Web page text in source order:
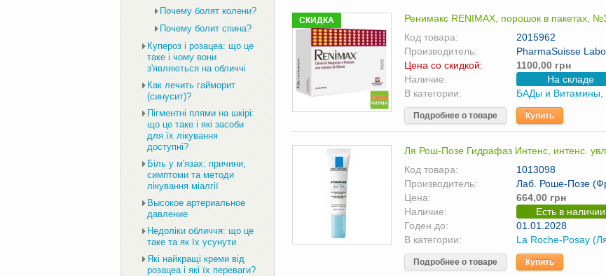
СКИДКА
Ренимакс RENIMAX, порошок в пакетах,
Код товара:
2015962
Производитель:
PharmaSuisse
Цена со скидкой:
1100,00 грн
Наличие:
На складе
В категории:
БАДы и Витамины
Подробнее о товаре Купить
Ля Рош-Позе Гидрафаз Интенс, интенс.
Код товара:
1013098
Производитель:
Лаб. Роше-Позе
Цена:
664,00 грн
Наличие:
Есть в наличии
Годен до:
01.01.2028
В категории:
La Roche-Posay
Подробнее о товаре Купить
Почему болят колени?
Почему болит спина?
Купероз і розацеа: що це
таке і чому вони
з'являються на обличчі
Как лечить гайморит
(синусит)?
Пігментні плями на шкірі:
що це таке і які засоби
для їх лікування
доступні?
Біль у м'язах: причини,
симптоми та методи
лікування міалгії
Высокое артериальное
давление
Недоліки обличчя: що це
таке та як їх усунути
Які найкращі креми від
розацеа і які їх переваги?